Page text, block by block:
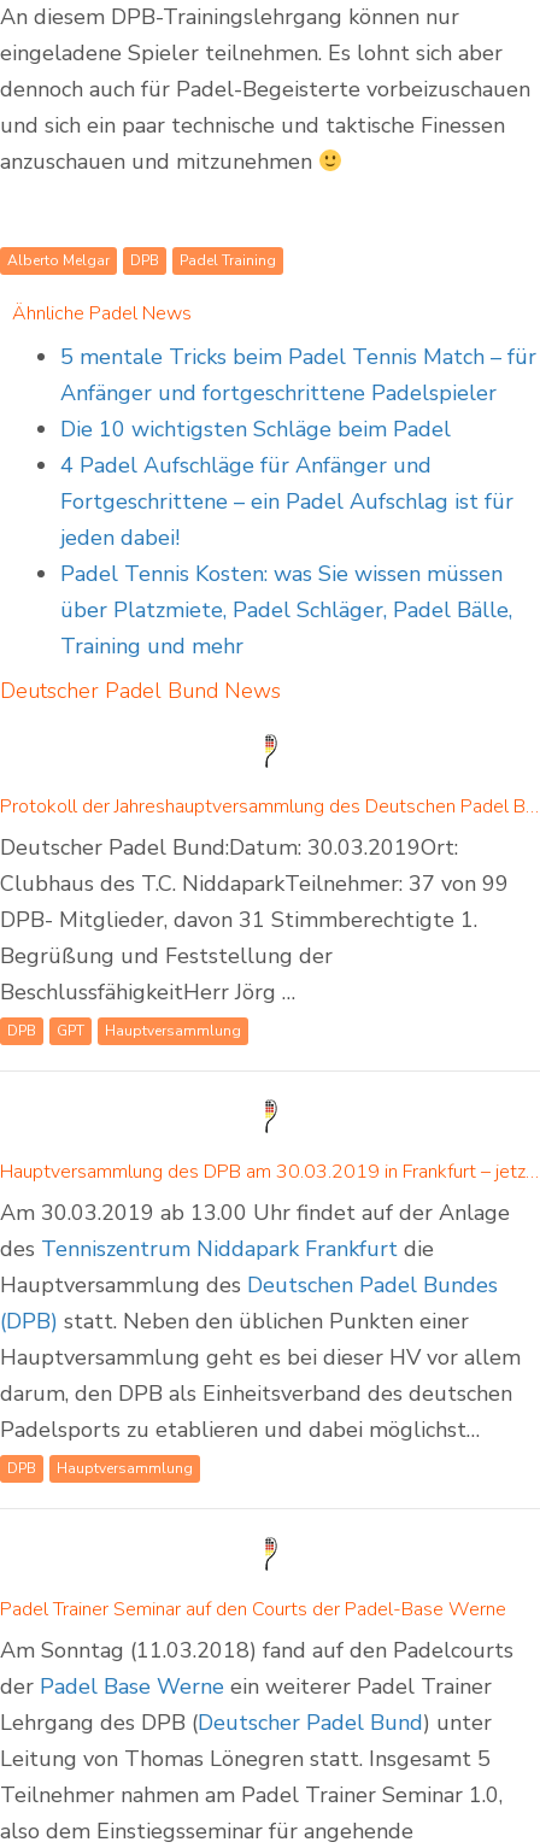
An diesem DPB-Trainingslehrgang können nur
eingeladene Spieler teilnehmen. Es lohnt sich aber
dennoch auch für Padel-Begeisterte vorbeizuschauen
und sich ein paar technische und taktische Finessen
anzuschauen und mitzunehmen
Alberto Melgar DPB Padel Training
Ähnliche Padel News
5 mentale Tricks beim Padel Tennis Match – für
Anfänger und fortgeschrittene Padelspieler
Die 10 wichtigsten Schläge beim Padel
4 Padel Aufschläge für Anfänger und
Fortgeschrittene – ein Padel Aufschlag ist für
jeden dabei!
Padel Tennis Kosten: was Sie wissen müssen
über Platzmiete, Padel Schläger, Padel Bälle,
Training und mehr
Deutscher Padel Bund News
Protokoll der Jahreshauptversammlung des Deutschen Padel Bundes e.V.
Deutscher Padel Bund:Datum: 30.03.2019Ort:
Clubhaus des T.C. NiddaparkTeilnehmer: 37 von 99
DPB- Mitglieder, davon 31 Stimmberechtigte 1.
Begrüßung und Feststellung der
BeschlussfähigkeitHerr Jörg …
DPB GPT Hauptversammlung
Hauptversammlung des DPB am 30.03.2019 in Frankfurt – jetzt selber die Zukunft von Padel in Deutschland mitbestimmen!
Am 30.03.2019 ab 13.00 Uhr findet auf der Anlage
des Tenniszentrum Niddapark Frankfurt die
Hauptversammlung des Deutschen Padel Bundes
(DPB) statt. Neben den üblichen Punkten einer
Hauptversammlung geht es bei dieser HV vor allem
darum, den DPB als Einheitsverband des deutschen
Padelsports zu etablieren und dabei möglichst…
DPB Hauptversammlung
Padel Trainer Seminar auf den Courts der Padel-Base Werne
Am Sonntag (11.03.2018) fand auf den Padelcourts
der Padel Base Werne ein weiterer Padel Trainer
Lehrgang des DPB (Deutscher Padel Bund) unter
Leitung von Thomas Lönegren statt. Insgesamt 5
Teilnehmer nahmen am Padel Trainer Seminar 1.0,
also dem Einstiegsseminar für angehende